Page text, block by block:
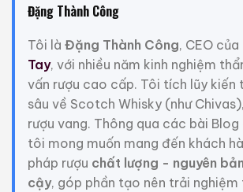
Rượu Thuốc Chí Bảo
Tam Dương
500ml / 40%
0,0 (0 đánh giá)
3.450.000₫
Zalo Hotline
Rượu
Châu
Họa
0,0
Đặng Thành Công
Tôi là Đặng Thành Công, CEO của
Tay, với nhiều năm kinh nghiệm
vấn rượu cao cấp. Tôi tích lũy kiến
sâu về Scotch Whisky (như
rượu vang. Thông qua các bài
tôi mong muốn mang đến khách
pháp rượu chất lượng - nguyên
cậy, góp phần tạo nên trải nghiệm